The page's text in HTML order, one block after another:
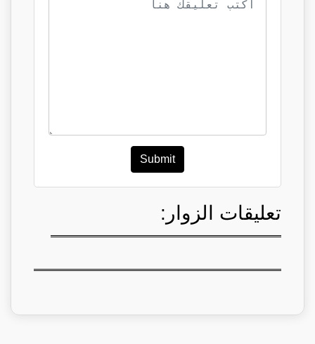
Submit
تعليقات الزوار: